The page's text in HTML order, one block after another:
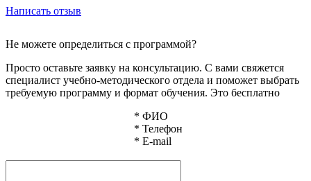
Написать отзыв
Не можете определиться с программой?
Просто оставьте заявку на консультацию. С вами свяжется
специалист учебно-методического отдела и поможет выбрать
требуемую программу и формат обучения. Это бесплатно
* ФИО
* Телефон
* E-mail